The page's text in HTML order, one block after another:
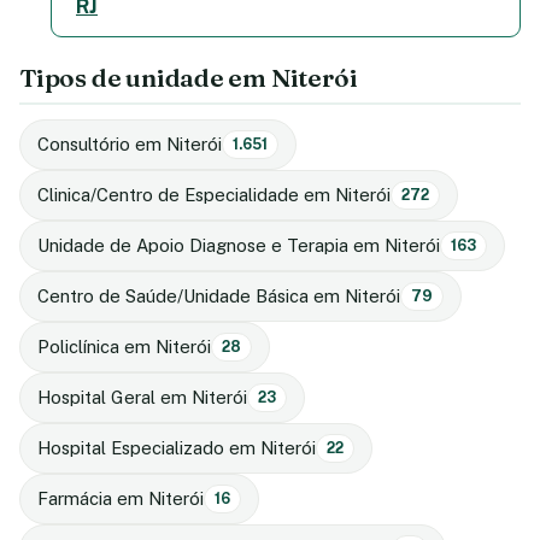
RJ
Tipos de unidade em Niterói
Consultório em Niterói 1.651
Clinica/Centro de Especialidade em Niterói 272
Unidade de Apoio Diagnose e Terapia em Niterói 163
Centro de Saúde/Unidade Básica em Niterói 79
Policlínica em Niterói 28
Hospital Geral em Niterói 23
Hospital Especializado em Niterói 22
Farmácia em Niterói 16